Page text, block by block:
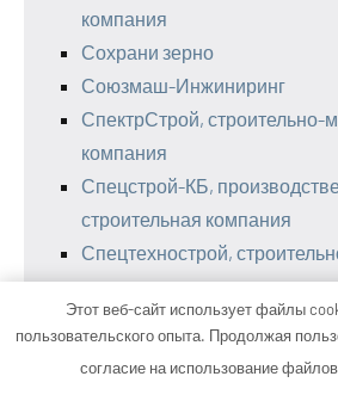
компания
Сохрани зерно
Союзмаш-Инжиниринг
СпектрСтрой, строительно-
компания
Спецстрой-КБ,
строительная компания
Спецтехнострой,
компания
Спецторгснаб
Спортстайл, компания по
спортивного оборудования,
Этот веб-сайт использует файлы
пользовательского опыта. Продолжая
согласие на использование